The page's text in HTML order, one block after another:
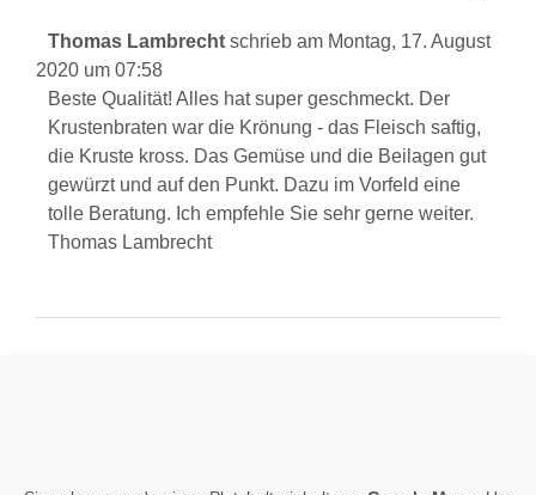
Thomas Lambrecht schrieb am Montag, 17. August
2020 um 07:58
Beste Qualität! Alles hat super geschmeckt. Der
Krustenbraten war die Krönung - das Fleisch saftig,
die Kruste kross. Das Gemüse und die Beilagen gut
gewürzt und auf den Punkt. Dazu im Vorfeld eine
tolle Beratung. Ich empfehle Sie sehr gerne weiter.
Thomas Lambrecht